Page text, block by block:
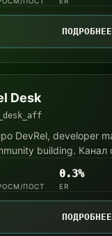
ПОДРОБНЕЕ
Desk
DevRel, developer
building. Канал
ПОСТ
0.3%
ER
ПОДРОБНЕЕ